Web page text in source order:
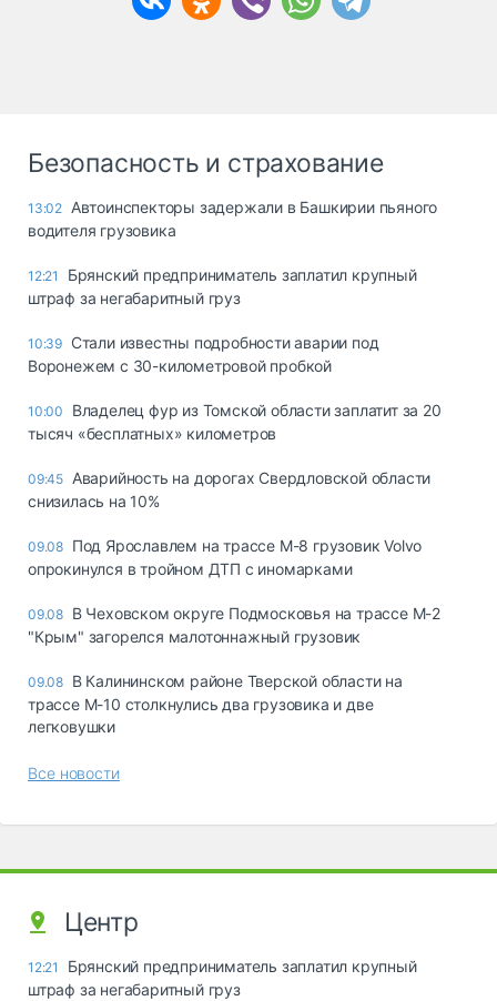
Безопасность и страхование
13:02 Автоинспекторы задержали в Башкирии пьяного
водителя грузовика
12:21
Брянский предприниматель заплатил крупный
штраф за негабаритный груз
10:39 Стали известны подробности аварии под
Воронежем с 30-километровой пробкой
10:00
Владелец фур из Томской области заплатит за 20
тысяч «бесплатных» километров
09:45 Аварийность на дорогах Свердловской области
снизилась на 10%
09.08 Под Ярославлем на трассе М-8 грузовик Volvo
опрокинулся в тройном ДТП с иномарками
09.08 В Чеховском округе Подмосковья на трассе М-2
"Крым" загорелся малотоннажный грузовик
09.08 В Калининском районе Тверской области на
трассе М-10 столкнулись два грузовика и две
легковушки
Все новости
Центр
12:21
Брянский предприниматель заплатил крупный
штраф за негабаритный груз